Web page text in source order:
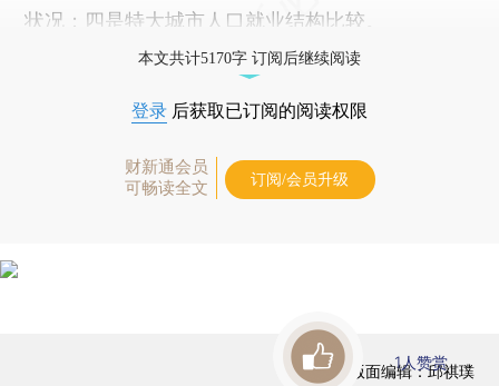
状况；四是特大城市人口就业结构比较。
本文共计5170字 订阅后继续阅读
登录 后获取已订阅的阅读权限
财新通会员
可畅读全文
订阅/会员升级
版面编辑：邱祺璞
1人赞赏